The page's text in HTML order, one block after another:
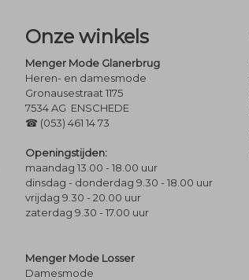
Onze winkels
Menger Mode Glanerbrug
Heren- en damesmode
Gronausestraat 1175
7534 AG ENSCHEDE
☎ (053) 461 14 73
Openingstijden:
maandag 13.00 - 18.00 uur
dinsdag - donderdag 9.30 - 18.00 uur
vrijdag 9.30 - 20.00 uur
zaterdag 9.30 - 17.00 uur
Menger Mode Losser
Damesmode